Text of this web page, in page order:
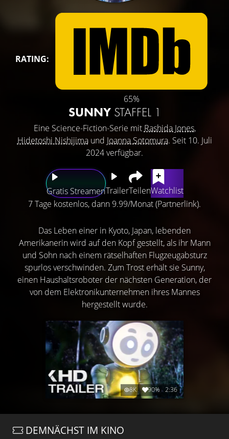
RATING:
65%
SUNNY STAFFEL 1
Eine Science-Fiction-Serie mit Rashida Jones,
Hidetoshi Nishijimaund Joanna Sotomura. Seit 10. Juli
2024 verfügbar.
Gratis StreamenTrailerTeilenWatchlist
7 Tage kostenlos, dann 9.99/Monat (Partnerlink).
Das Leben einer in Kyoto, Japan, lebenden
Amerikanerin wird auf den Kopf gestellt, als ihr Mann
und Sohn nach einem rätselhaften Flugzeugabsturz
spurlos verschwinden. Zum Trost erhält sie Sunny,
einen Haushaltsroboter der nächsten Generation, der
von dem Elektronikunternehmen ihres Mannes
hergestellt wurde.
8K 90% 2:36
DEMNÄCHST IM KINO